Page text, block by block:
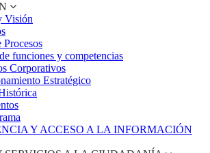
Visión
Procesos
funciones y competencias
Corporativos
Estratégico
Y ACCESO A LA INFORMACIÓN